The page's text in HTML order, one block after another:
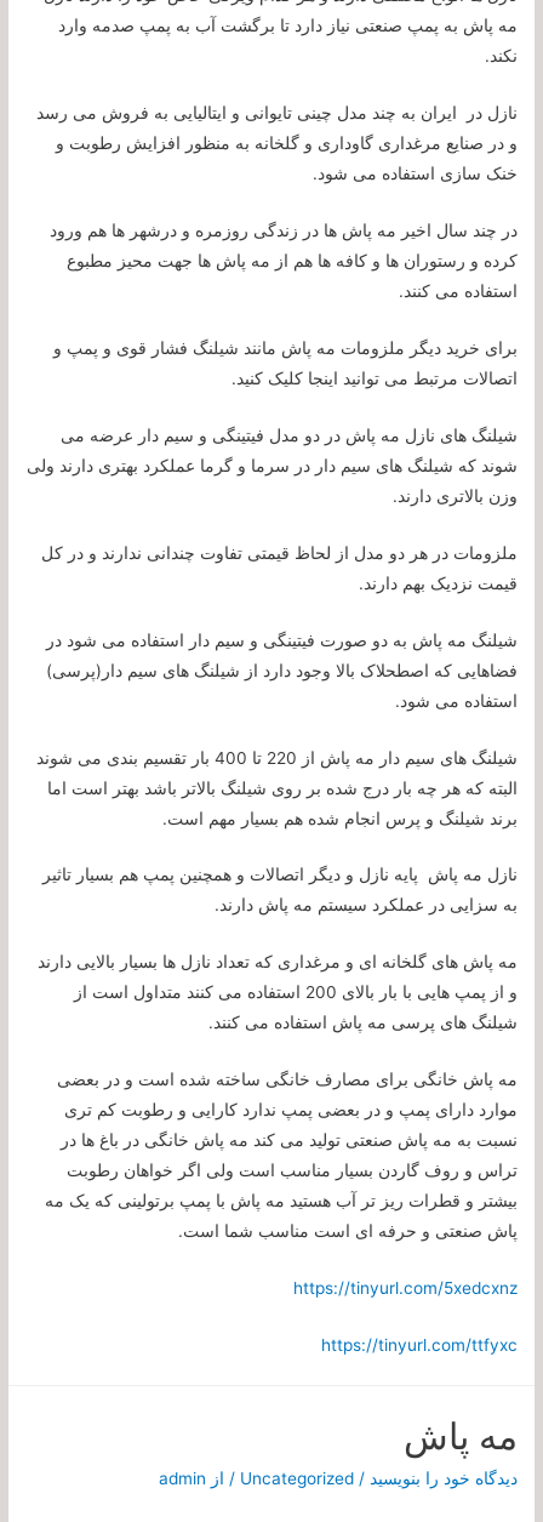
مه پاش به پمپ صنعتی نیاز دارد تا برگشت آب به پمپ صدمه وارد
نکند.
نازل در ایران به چند مدل چینی تایوانی و ایتالیایی به فروش می رسد
و در صنایع مرغداری گاوداری و گلخانه به منظور افزایش رطوبت و
خنک سازی استفاده می شود.
در چند سال اخیر مه پاش ها در زندگی روزمره و درشهر ها هم ورود
کرده و رستوران ها و کافه ها هم از مه پاش ها جهت محیز مطبوع
استفاده می کنند.
برای خرید دیگر ملزومات مه پاش مانند شیلنگ فشار قوی و پمپ و
اتصالات مرتبط می توانید اینجا کلیک کنید.
شیلنگ های نازل مه پاش در دو مدل فیتینگی و سیم دار عرضه می
شوند که شیلنگ های سیم دار در سرما و گرما عملکرد بهتری دارند ولی
وزن بالاتری دارند.
ملزومات در هر دو مدل از لحاظ قیمتی تفاوت چندانی ندارند و در کل
قیمت نزدیک بهم دارند.
شیلنگ مه پاش به دو صورت فیتینگی و سیم دار استفاده می شود در
فضاهایی که اصطحلاک بالا وجود دارد از شیلنگ های سیم دار(پرسی)
استفاده می شود.
شیلنگ های سیم دار مه پاش از 220 تا 400 بار تقسیم بندی می شوند
البته که هر چه بار درج شده بر روی شیلنگ بالاتر باشد بهتر است اما
برند شیلنگ و پرس انجام شده هم بسیار مهم است.
نازل مه پاش پایه نازل و دیگر اتصالات و همچنین پمپ هم بسیار تاثیر
به سزایی در عملکرد سیستم مه پاش دارند.
مه پاش های گلخانه ای و مرغداری که تعداد نازل ها بسیار بالایی دارند
و از پمپ هایی با بار بالای 200 استفاده می کنند متداول است از
شیلنگ های پرسی مه پاش استفاده می کنند.
مه پاش خانگی برای مصارف خانگی ساخته شده است و در بعضی
موارد دارای پمپ و در بعضی پمپ ندارد کارایی و رطوبت کم تری
نسبت به مه پاش صنعتی تولید می کند مه پاش خانگی در باغ ها در
تراس و روف گاردن بسیار مناسب است ولی اگر خواهان رطوبت
بیشتر و قطرات ریز تر آب هستید مه پاش با پمپ برتولینی که یک مه
پاش صنعتی و حرفه ای است مناسب شما است.
https://tinyurl.com/5xedcxnz
https://tinyurl.com/ttfyxc
مه پاش
دیدگاه‌ خود را بنویسید /
Uncategorized / از admin